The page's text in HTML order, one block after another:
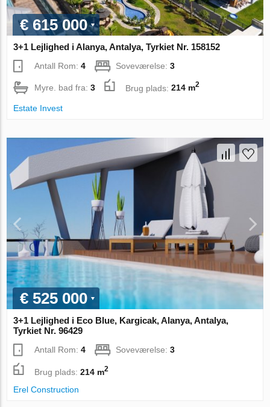
€ 615 000
3+1 Lejlighed i Alanya, Antalya, Tyrkiet Nr. 158152
Antall Rom:4 Soveværelse:3
Myre. bad fra:3 Brug plads:214 m2
Estate Invest
€ 525 000
3+1 Lejlighed i Eco Blue, Kargicak, Alanya, Antalya,
Tyrkiet Nr. 96429
Antall Rom:4 Soveværelse:3
Brug plads:214 m2
Erel Construction